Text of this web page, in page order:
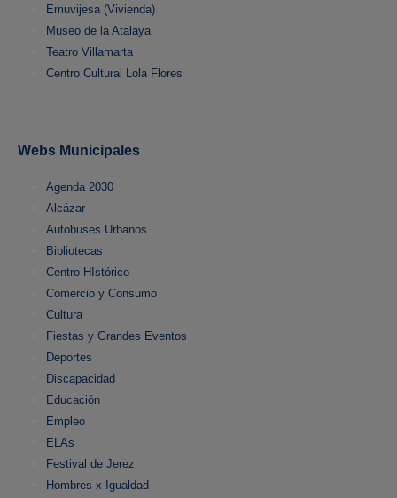
Emuvijesa (Vivienda)
Museo de la Atalaya
Teatro Villamarta
Centro Cultural Lola Flores
Webs Municipales
Agenda 2030
Alcázar
Autobuses Urbanos
Bibliotecas
Centro HIstórico
Comercio y Consumo
Cultura
Fiestas y Grandes Eventos
Deportes
Discapacidad
Educación
Empleo
ELAs
Festival de Jerez
Hombres x Igualdad